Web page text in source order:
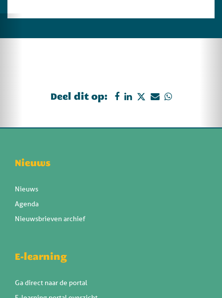
Deel dit op:
Nieuws
Nieuws
Agenda
Nieuwsbrieven archief
E-learning
Ga direct naar de portal